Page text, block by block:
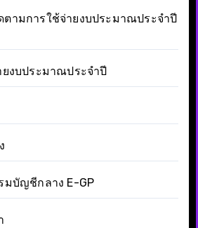
ตามการใช้จ่ายงบประมาณประจำปี
ยงบประมาณประจำปี
มบัญชีกลาง E-GP